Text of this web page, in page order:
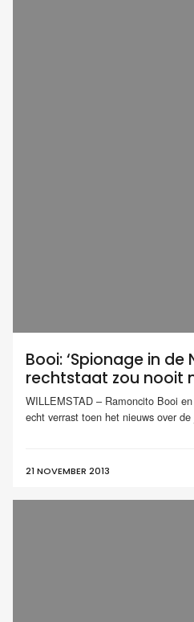
Booi: ‘Spionage in de
rechtstaat zou nooit
WILLEMSTAD – Ramoncito Booi
echt verrast toen het nieuws over
21 NOVEMBER 2013